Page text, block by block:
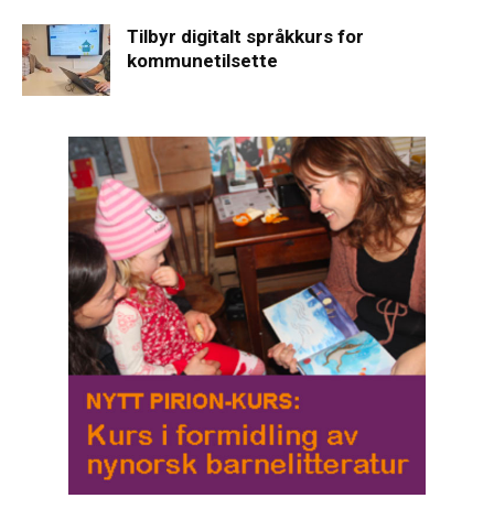
Tilbyr digitalt språkkurs for
kommunetilsette